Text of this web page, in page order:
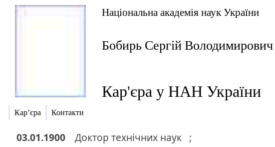
Національна академія наук України
Бобирь Сергій Володимирович
Кар'єра у НАН України
Кар’єра Контакти
03.01.1900 Доктор технічних наук ;